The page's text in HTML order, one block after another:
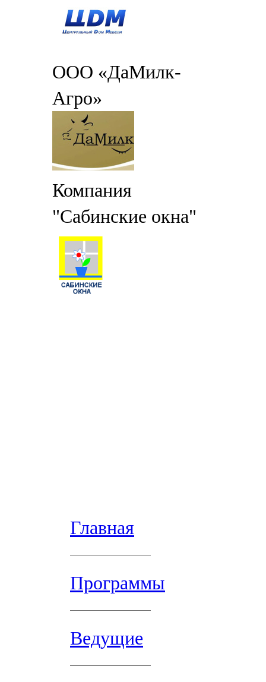
ООО «ДаМилк-
Агро»
Компания
"Сабинские окна"
Главная
Программы
Ведущие